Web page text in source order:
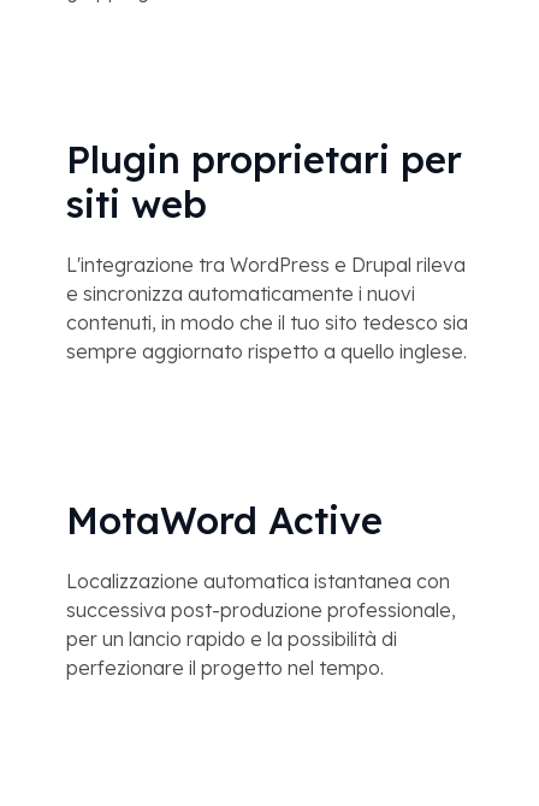
Plugin proprietari per
siti web
L'integrazione tra WordPress e Drupal rileva
e sincronizza automaticamente i nuovi
contenuti, in modo che il tuo sito tedesco sia
sempre aggiornato rispetto a quello inglese.
MotaWord Active
Localizzazione automatica istantanea con
successiva post-produzione professionale,
per un lancio rapido e la possibilità di
perfezionare il progetto nel tempo.